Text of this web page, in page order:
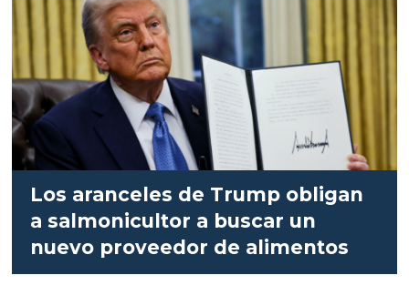
Los aranceles de Trump obligan
a salmonicultor a buscar un
nuevo proveedor de alimentos